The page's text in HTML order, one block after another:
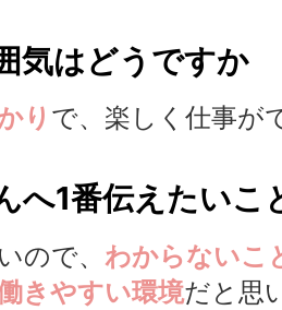
気はどうですか
り で、楽しく仕事が
へ1番伝えたいこ
ので、 わからないこ
きやすい環境だと思